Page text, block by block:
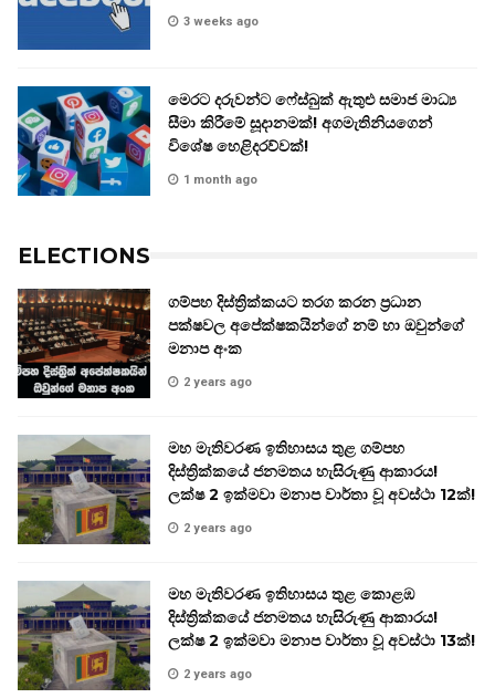
3 weeks ago
මෙරට දරුවන්ට ෆේස්බුක් ඇතුළු සමාජ මාධ්‍ය
සීමා කිරීමේ සූදානමක්! අගමැතිනියගෙන්
විශේෂ හෙළිදරව්වක්!
1 month ago
ELECTIONS
ගම්පහ දිස්ත්‍රික්කයට තරග කරන ප්‍රධාන
පක්ෂවල අපේක්ෂකයින්ගේ නම් හා ඔවුන්ගේ
මනාප අංක
2 years ago
මහ මැතිවරණ ඉතිහාසය තුළ ගම්පහ
දිස්ත්‍රික්කයේ ජනමතය හැසිරුණු ආකාරය!
ලක්ෂ 2 ඉක්මවා මනාප වාර්තා වූ අවස්ථා 12ක්!
2 years ago
මහ මැතිවරණ ඉතිහාසය තුළ කොළඹ
දිස්ත්‍රික්කයේ ජනමතය හැසිරුණු ආකාරය!
ලක්ෂ 2 ඉක්මවා මනාප වාර්තා වූ අවස්ථා 13ක්!
2 years ago